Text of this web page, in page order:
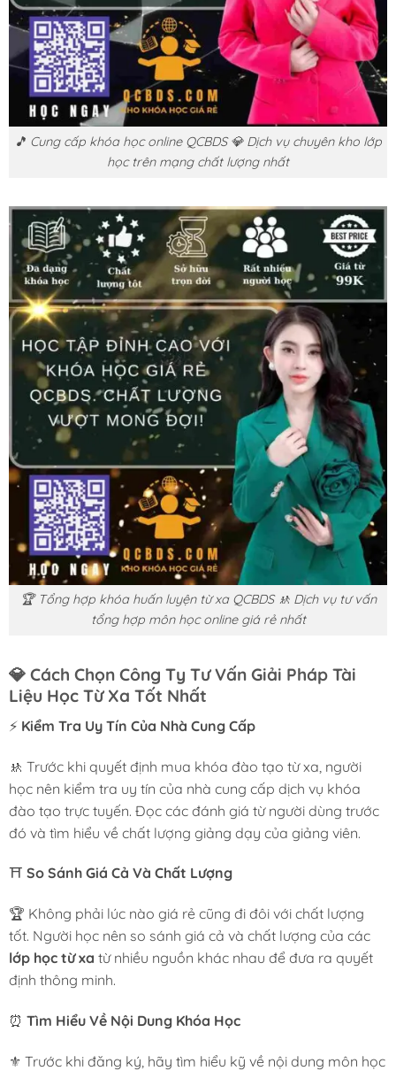
🎵 Cung cấp khóa học online QCBDS 💎 Dịch vụ chuyên kho lớp
học trên mạng chất lượng nhất
🏆 Tổng hợp khóa huấn luyện từ xa QCBDS 🚸 Dịch vụ tư vấn
tổng hợp môn học online giá rẻ nhất
💎 Cách Chọn Công Ty Tư Vấn Giải Pháp Tài
Liệu Học Từ Xa Tốt Nhất
⚡ Kiểm Tra Uy Tín Của Nhà Cung Cấp
🚸 Trước khi quyết định mua khóa đào tạo từ xa, người
học nên kiểm tra uy tín của nhà cung cấp dịch vụ khóa
đào tạo trực tuyến. Đọc các đánh giá từ người dùng trước
đó và tìm hiểu về chất lượng giảng dạy của giảng viên.
⛩️ So Sánh Giá Cả Và Chất Lượng
🏆 Không phải lúc nào giá rẻ cũng đi đôi với chất lượng
tốt. Người học nên so sánh giá cả và chất lượng của các
lớp học từ xa từ nhiều nguồn khác nhau để đưa ra quyết
định thông minh.
⏰ Tìm Hiểu Về Nội Dung Khóa Học
⚜️ Trước khi đăng ký, hãy tìm hiểu kỹ về nội dung môn học